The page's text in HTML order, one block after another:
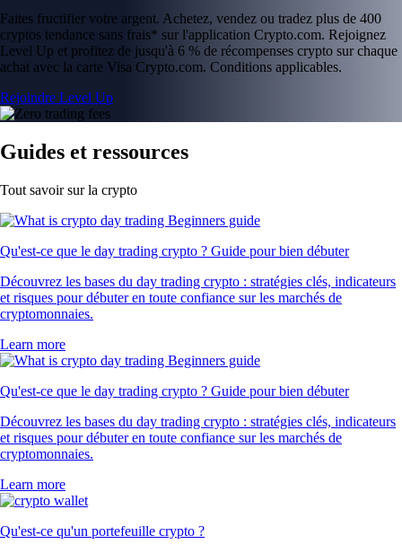
Faites fructifier votre argent. Achetez, vendez ou tradez plus de 400
cryptos tendance sans frais* sur l'application Crypto.com. Rejoignez
Level Up et profitez de jusqu'à 6 % de récompenses crypto sur chaque
achat avec la carte Visa Crypto.com. Conditions applicables.
Rejoindre Level Up
Guides et ressources
Tout savoir sur la crypto
Qu'est-ce que le day trading crypto ? Guide pour bien débuter
Découvrez les bases du day trading crypto : stratégies clés, indicateurs
et risques pour débuter en toute confiance sur les marchés de
cryptomonnaies.
Learn more
Qu'est-ce que le day trading crypto ? Guide pour bien débuter
Découvrez les bases du day trading crypto : stratégies clés, indicateurs
et risques pour débuter en toute confiance sur les marchés de
cryptomonnaies.
Learn more
Qu'est-ce qu'un portefeuille crypto ?